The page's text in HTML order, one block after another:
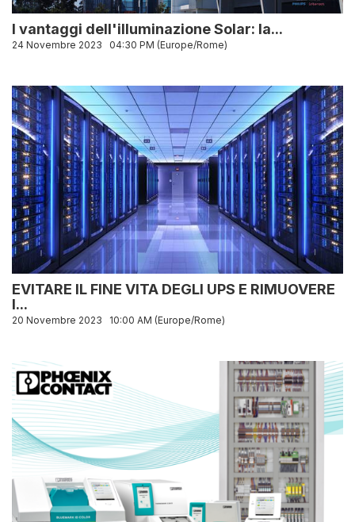
I vantaggi dell'illuminazione Solar: la...
24 Novembre 2023 04:30 PM (Europe/Rome)
EVITARE IL FINE VITA DEGLI UPS E RIMUOVERE
I...
20 Novembre 2023 10:00 AM (Europe/Rome)